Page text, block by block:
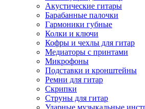
Акустические гитары
Барабанные палочки
Гармоники губные
Колки и ключи
Кофры и чехлы для гитар
Медиаторы с принтами
Микрофоны
Подставки и кронштейны
Ремни для гитар
Скрипки
Струны для гитар
Ударные музыкальные